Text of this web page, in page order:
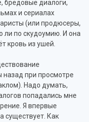
бредовые диалоги,
и сериалах
(или продюсеры,
ли по скудоумию. И она
кровь из ушей.
при просмотре
Надо думать,
попадались мне
Я впервые
существует. Как